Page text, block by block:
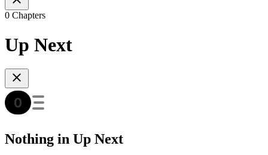
0 Chapters
Up Next
Nothing in Up Next